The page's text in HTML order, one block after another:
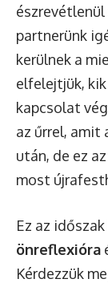
partnerünk
kerülnek a
elfelejtjük, kik
kapcsolat
az űrrel, amit
után, de ez
most
Ez az
önreflexióra
Kérdezzük